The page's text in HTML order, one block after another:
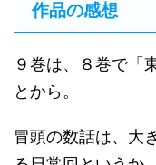
作品の感想
９巻は、８巻で「
とから。
冒頭の数話は、大